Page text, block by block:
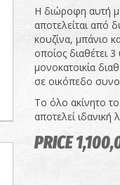
Η διώροφη αυτή
αποτελείται από
κουζίνα, μπάνιο
οποίος διαθέτει
μονοκατοικία
σε οικόπεδο
Το όλο ακίνητο
αποτελεί ιδανική
PRICE